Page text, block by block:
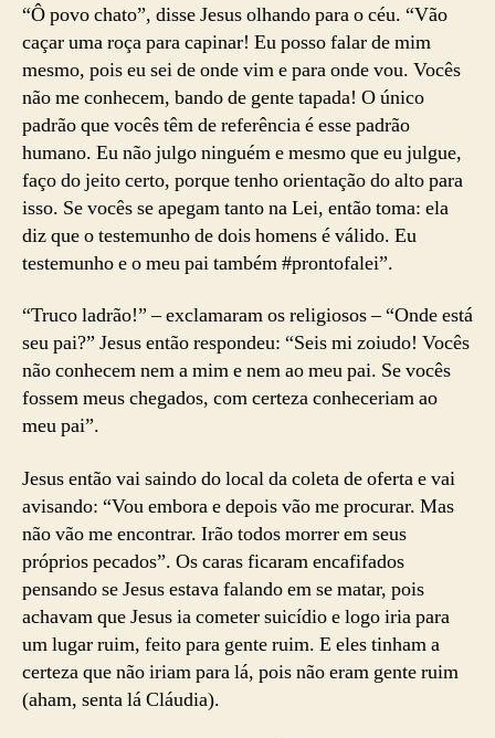
“Ô povo chato”, disse Jesus olhando para o céu. “Vão
caçar uma roça para capinar! Eu posso falar de mim
mesmo, pois eu sei de onde vim e para onde vou. Vocês
não me conhecem, bando de gente tapada! O único
padrão que vocês têm de referência é esse padrão
humano. Eu não julgo ninguém e mesmo que eu julgue,
faço do jeito certo, porque tenho orientação do alto para
isso. Se vocês se apegam tanto na Lei, então toma: ela
diz que o testemunho de dois homens é válido. Eu
testemunho e o meu pai também #prontofalei”.
“Truco ladrão!” – exclamaram os religiosos – “Onde está
seu pai?” Jesus então respondeu: “Seis mi zoiudo! Vocês
não conhecem nem a mim e nem ao meu pai. Se vocês
fossem meus chegados, com certeza conheceriam ao
meu pai”.
Jesus então vai saindo do local da coleta de oferta e vai
avisando: “Vou embora e depois vão me procurar. Mas
não vão me encontrar. Irão todos morrer em seus
próprios pecados”. Os caras ficaram encafifados
pensando se Jesus estava falando em se matar, pois
achavam que Jesus ia cometer suicídio e logo iria para
um lugar ruim, feito para gente ruim. E eles tinham a
certeza que não iriam para lá, pois não eram gente ruim
(aham, senta lá Cláudia).